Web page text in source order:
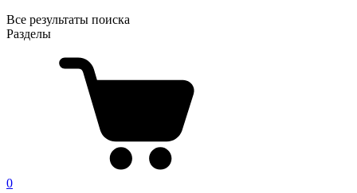
Все результаты поиска
Разделы
0